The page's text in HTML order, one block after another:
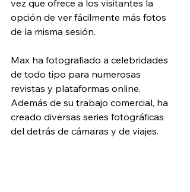
vez que ofrece a los visitantes la
opción de ver fácilmente más fotos
de la misma sesión.
Max ha fotografiado a celebridades
de todo tipo para numerosas
revistas y plataformas online.
Además de su trabajo comercial, ha
creado diversas series fotográficas
del detrás de cámaras y de viajes.